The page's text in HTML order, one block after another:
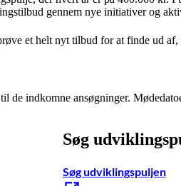
gennem nye initiativer og
et helt nyt tilbud for at finde ud
de indkomne ansøgninger.
Søg
Søg udviklingspuljen